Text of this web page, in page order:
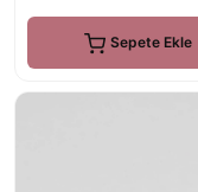
Sepete Ekle